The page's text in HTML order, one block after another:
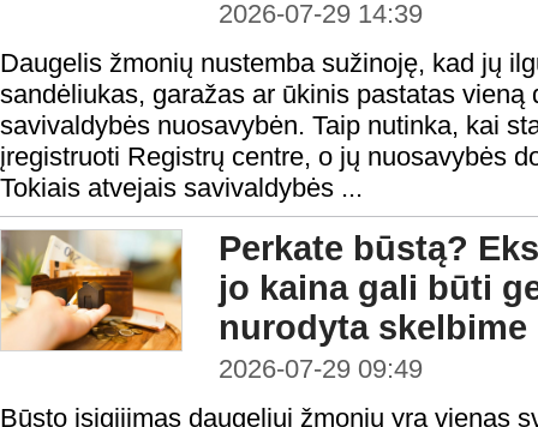
2026-07-29 14:39
Daugelis žmonių nustemba sužinoję, kad jų
sandėliukas, garažas ar ūkinis pastatas vieną
savivaldybės nuosavybėn. Taip nutinka, kai
įregistruoti Registrų centre, o jų nuosavybės
Tokiais atvejais savivaldybės ...
Perkate būstą?
jo kaina gali būti
nurodyta skelbime
2026-07-29 09:49
Būsto įsigijimas daugeliui žmonių yra vienas